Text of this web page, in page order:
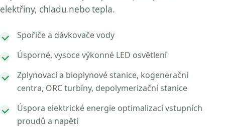
elektřiny, chladu nebo tepla.
Spořiče a dávkovače vody
Úsporné, vysoce výkonné LED osvětlení
Zplynovací a bioplynové stanice, kogenerační
centra, ORC turbíny, depolymerizační stanice
Úspora elektrické energie optimalizací vstupních
proudů a napětí